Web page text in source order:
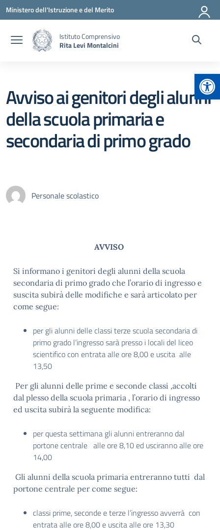
Vai ai contenuti
Vai al menu di navigazione
Vai al footer
Ministero dell'Istruzione e del Merito
Istituto Comprensivo
Rita Levi Montalcini
Avviso ai genitori degli alunni
della scuola primaria e
secondaria di primo grado
Personale scolastico
AVVISO
Si informano i genitori degli alunni della scuola
secondaria di primo grado che l’orario di ingresso e
suscita subirà delle modifiche e sarà articolato per
come segue:
per gli alunni delle classi terze scuola secondaria di
primo grado l’ingresso sarà presso i locali del liceo
scientifico con entrata alle ore 8,00 e uscita alle
13,50
Per gli alunni delle prime e seconde classi ,accolti
dal plesso della scuola primaria , l’orario di ingresso
ed uscita subirà la seguente modifica:
per questa settimana gli alunni entreranno dal
portone centrale alle ore 8,10 ed usciranno alle ore
14,00
Gli alunni della scuola primaria entreranno tutti dal
portone centrale per come segue:
classi prime, seconde e terze l’ingresso avverrà con
entrata alle ore 8,00 e uscita alle ore 13,30